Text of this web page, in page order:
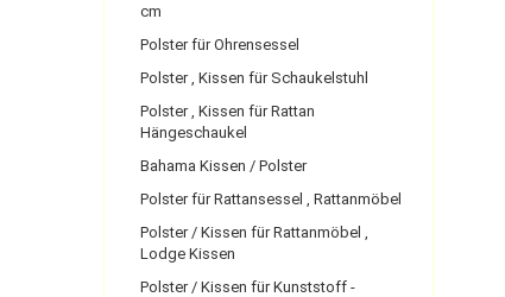
cm
Polster für Ohrensessel
Polster , Kissen für Schaukelstuhl
Polster , Kissen für Rattan
Hängeschaukel
Bahama Kissen / Polster
Polster für Rattansessel , Rattanmöbel
Polster / Kissen für Rattanmöbel ,
Lodge Kissen
Polster / Kissen für Kunststoff -